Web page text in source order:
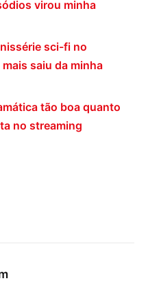
virou minha
sci-fi no
saiu da minha
tão boa quanto
no streaming